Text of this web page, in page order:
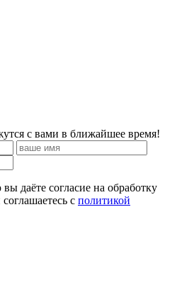
с вами в ближайшее время!
даёте согласие на обработку
c политикой